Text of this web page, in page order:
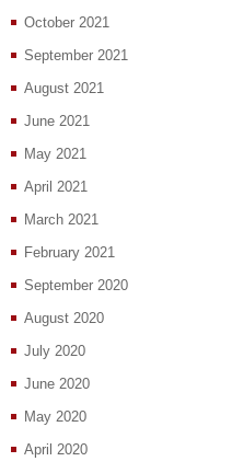
October 2021
September 2021
August 2021
June 2021
May 2021
April 2021
March 2021
February 2021
September 2020
August 2020
July 2020
June 2020
May 2020
April 2020